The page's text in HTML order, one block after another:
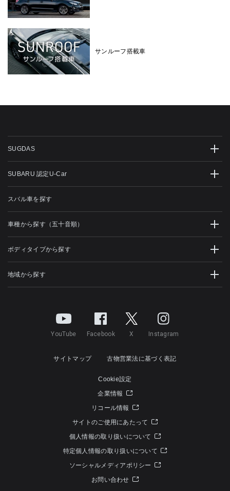
サンルーフ搭載車
SUGDAS
SUBARU 認定U-Car
スバル車を探す
車種から探す（五十音順）
ボディタイプから探す
地域から探す
YouTube Facebook X Instagram
サイトマップ 古物営業法に基づく表記
Cookie設定
企業情報
リコール情報
サイトのご使用にあたって
個人情報の取り扱いについて
特定個人情報の取り扱いについて
ソーシャルメディアポリシー
お問い合わせ